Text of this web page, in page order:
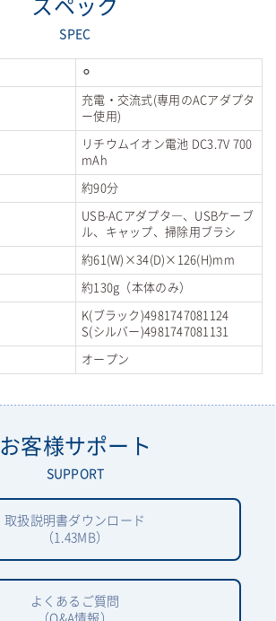
スペック
SPEC
⚪︎
充電・交流式(専用のACアダプタ
ー使用)
リチウムイオン電池 DC3.7V 700
mAh
約90分
USB-ACアダプタ―、USBケーブ
ル、キャップ、掃除用ブラシ
約61(W)×34(D)×126(H)mm
約130g（本体のみ）
K(ブラック)4981747081124
S(シルバー)4981747081131
オープン
お客様サポート
SUPPORT
取扱説明書ダウンロード
（1.43MB）
よくあるご質問